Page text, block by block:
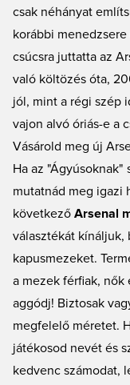
csak néhányat
korábbi
csúcsra juttatta az
való költözés óta,
jól, mint a régi szép
vajon alvó óriás-e a
Vásárold meg új
Ha az
mutatnád meg igazi
következő Arsenal
választékát kínáljuk,
kapusmezeket.
a mezek férfiak, nők
aggódj! Biztosak
megfelelő méretet.
játékosod nevét és
kedvenc számodat,